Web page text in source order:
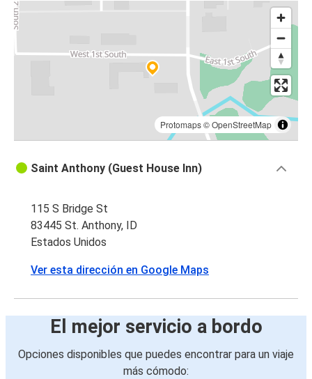
Protomaps©OpenStreetMap
Saint Anthony (Guest House Inn)
115 S Bridge St
83445 St. Anthony, ID
Estados Unidos
Ver esta dirección en Google Maps
El mejor servicio a bordo
Opciones disponibles que puedes encontrar para un viaje
más cómodo: